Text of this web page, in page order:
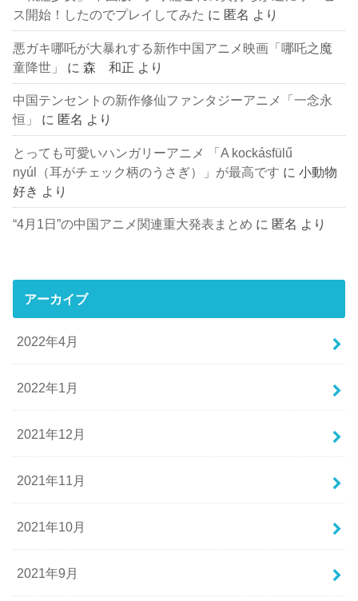
ス開始！したのでプレイしてみた に 匿名 より
悪ガキ哪吒が大暴れする新作中国アニメ映画「哪吒之魔
童降世」
に森 和正 より
中国テンセントの新作修仙ファンタジーアニメ「一念永
恒」
に 匿名 より
とっても可愛いハンガリーアニメ 「A kockásfülű
nyúl（耳がチェック柄のうさぎ）」が最高です に小動物
好き より
“4月1日”の中国アニメ関連重大発表まとめ に 匿名 より
アーカイブ
2022年4月
2022年1月
2021年12月
2021年11月
2021年10月
2021年9月